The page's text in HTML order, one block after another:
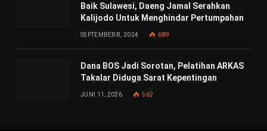
Baik Sulawesi, Daeng Jamal Serahkan
Kalijodo Untuk Menghindar Pertumpahan
SEPTEMBER 8, 2024 689
Dana BOS Jadi Sorotan, Pelatihan ARKAS
Takalar Diduga Sarat Kepentingan
JUNI 11, 2026 562